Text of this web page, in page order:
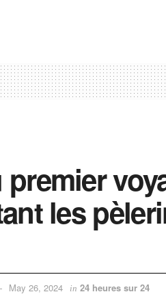
les
May 26, 2024 in 24 heures sur 24